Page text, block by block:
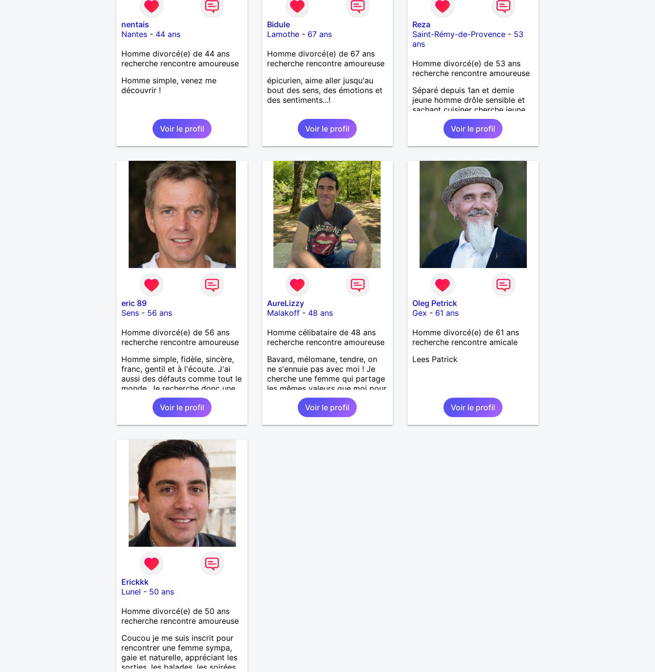
nentais
Nantes- 44 ans
Homme divorcé(e) de 44 ans
recherche rencontre amoureuse
Homme simple, venez me
découvrir !
Voir le profil
Bidule
Lamothe- 67 ans
Homme divorcé(e) de 67 ans
recherche rencontre amoureuse
épicurien, aime aller jusqu'au
bout des sens, des émotions et
des sentiments...!
Voir le profil
Reza
Saint-Rémy-de-Provence - 53
ans
Homme divorcé(e) de 53 ans
recherche rencontre amoureuse
Séparé depuis 1an et demie
jeune homme drôle sensible et
sachant cuisiner cherche jeune
femme avec qui partager des
moments agréables à 2 .
Voir le profil
eric 89
Sens- 56 ans
Homme divorcé(e) de 56 ans
recherche rencontre amoureuse
Homme simple, fidèle, sincère,
franc, gentil et à l'écoute. J'ai
aussi des défauts comme tout le
monde. Je recherche donc une
femme qui me ressemblera un
peu et qui souhaite une histoire
sur du long terme.
Voir le profil
AureLizzy
Malakoff- 48 ans
Homme célibataire de 48 ans
recherche rencontre amoureuse
Bavard, mélomane, tendre, on
ne s'ennuie pas avec moi ! Je
cherche une femme qui partage
les mêmes valeurs que moi pour
vivre une belle histoire. À
Voir le profil
Oleg Petrick
Gex - 61 ans
Homme divorcé(e) de 61 ans
recherche rencontre amicale
Lees Patrick
Voir le profil
Erickkk
Lunel - 50 ans
Homme divorcé(e) de 50 ans
recherche rencontre amoureuse
Coucou je me suis inscrit pour
rencontrer une femme sympa,
gaie et naturelle, appréciant les
sorties, les balades, les soirées